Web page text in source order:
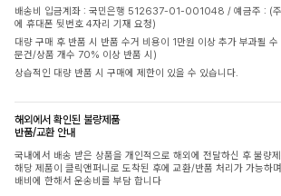
배송비 입금계좌 : 국민은행 512637-01-001048 / 예금주 : (주
에 휴대폰 뒷번호 4자리 기재 요청)
대량 구매 후 반품 시 반품 수거 비용이 1만원 이상 추가 부과될
문건/상품 개수 70% 이상 반품 시)
상습적인 대량 반품 시 구매에 제한이 있을 수 있습니다.
해외에서 확인된 불량제품
반품/교환 안내
국내에서 배송 받은 상품을 개인적으로 해외에 전달하신 후 불량
해당 제품이 클릭앤퍼니로 도착된 후에 교환/반품 처리가 가능하
배비에 한해서 운송비를 부담 합니다